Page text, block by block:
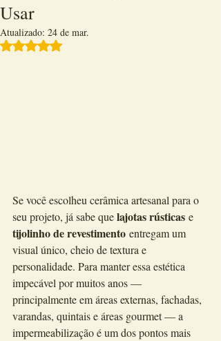
Usar
Atualizado: 24 de mar.
Avaliado com NaN de 5 estrelas.
Se você escolheu cerâmica artesanal para o
seu projeto, já sabe que lajotas rústicas e
tijolinho de revestimento entregam um
visual único, cheio de textura e
personalidade. Para manter essa estética
impecável por muitos anos —
principalmente em áreas externas, fachadas,
varandas, quintais e áreas gourmet — a
impermeabilização é um dos pontos mais